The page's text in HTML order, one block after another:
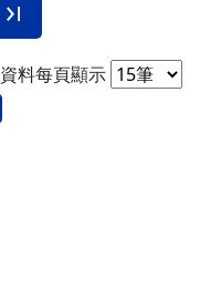
資料每頁顯示